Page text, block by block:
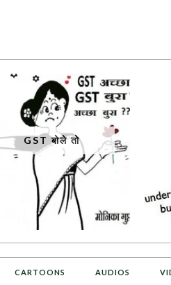
GST बोले तो
CARTOONS AUDIOS